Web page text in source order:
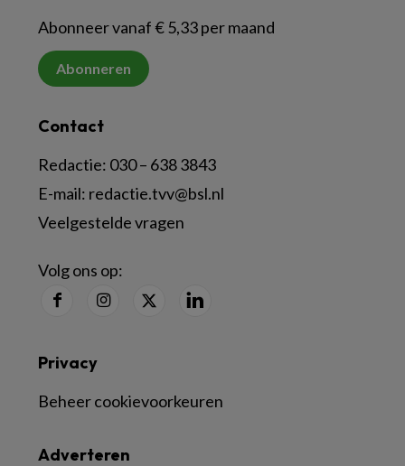
Abonneer vanaf € 5,33 per maand
Abonneren
Contact
Redactie: 030 – 638 3843
E-mail: redactie.tvv@bsl.nl
Veelgestelde vragen
Volg ons op:
Adverteren
Privacy
Beheer cookievoorkeuren